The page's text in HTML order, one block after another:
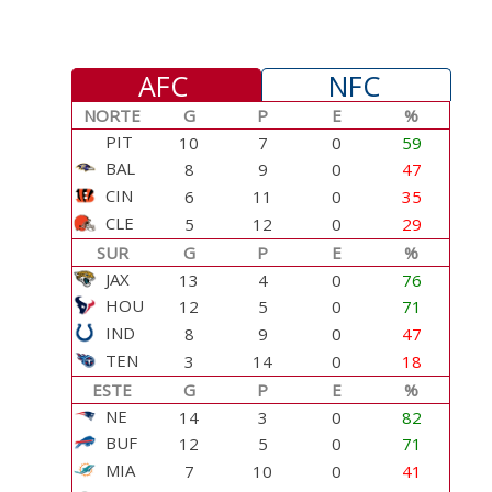
AFC NFC
NORTE G P E
%
PIT
10 7 0
59
BAL
8 9 0
47
CIN
6 11 0
35
CLE
5 12 0
29
SUR
G P E
%
JAX
13 4 0
76
HOU
12 5 0
71
IND
8 9 0
47
TEN
3 14 0
18
ESTE
G P E
%
NE
14 3 0
82
BUF
12 5 0
71
MIA
7 10 0
41